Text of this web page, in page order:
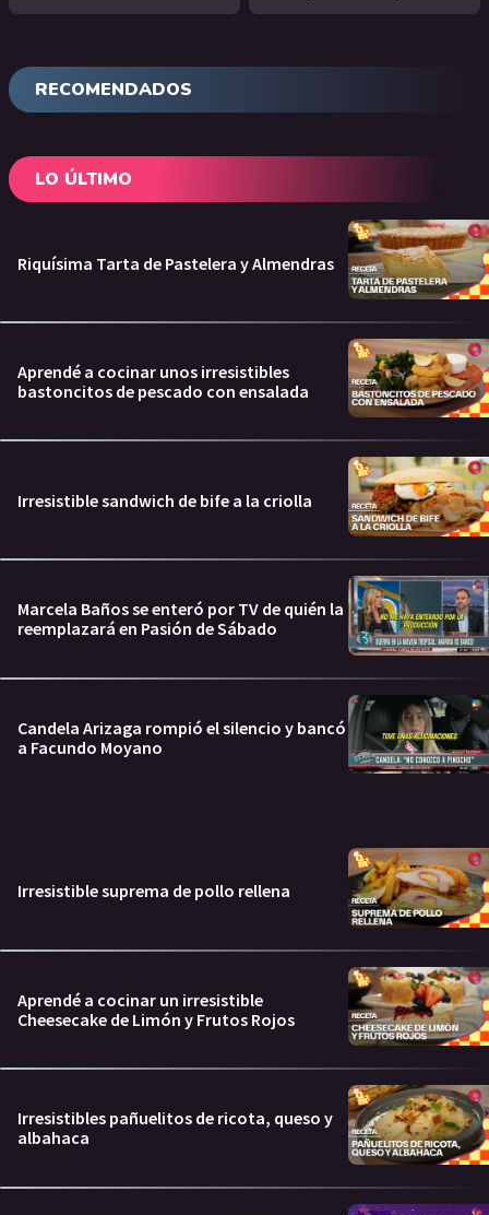
RECOMENDADOS
LO ÚLTIMO
Riquísima Tarta de Pastelera y Almendras
Aprendé a cocinar unos irresistibles
bastoncitos de pescado con ensalada
Irresistible sandwich de bife a la criolla
Marcela Baños se enteró por TV de quién la
reemplazará en Pasión de Sábado
Candela Arizaga rompió el silencio y bancó
a Facundo Moyano
Irresistible suprema de pollo rellena
Aprendé a cocinar un irresistible
Cheesecake de Limón y Frutos Rojos
Irresistibles pañuelitos de ricota, queso y
albahaca